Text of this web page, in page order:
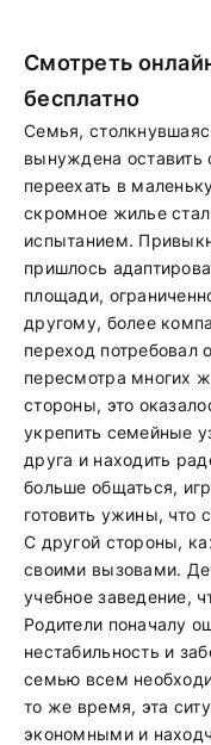
Смотреть
бесплатно
Семья,
вынуждена
переехать в
скромное жилье
испытанием.
пришлось
площади,
другому, более
переход потребовал
пересмотра многих
стороны, это
укрепить семейные
друга и находить
больше общаться,
готовить ужины, что
С другой стороны,
своими вызовами.
учебное заведение,
Родители поначалу
нестабильность и
семью всем
то же время, эта
экономными и